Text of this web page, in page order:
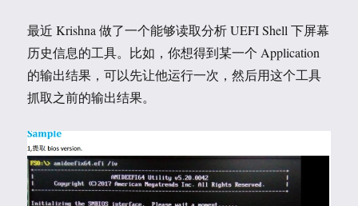
最近 Krishna 做了一个能够读取分析 UEFI Shell 下屏幕
历史信息的工具。比如，你想得到某一个 Application
的输出结果，可以先让他运行一次，然后用这个工具
抓取之前的输出结果。